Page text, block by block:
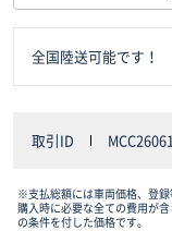
全国陸送可能です！
取引ID
※支払総額には車両価格、登録
購入時に必要な全ての費用が
の条件を付した価格です。